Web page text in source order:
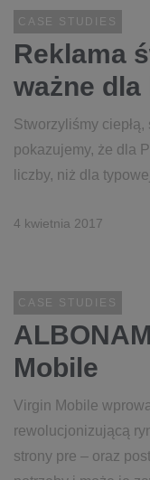
CASE STUDIES
Reklama
ważne
Stworzyliśmy
pokazujemy, że dla
liczby, niż dla
4 kwietnia 2017
CASE STUDIES
Mobile
Virgin Mobile
rewolucjonizującą
strony pre – oraz